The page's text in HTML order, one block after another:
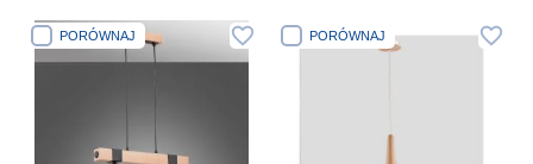
PORÓWNAJ PORÓWNAJ